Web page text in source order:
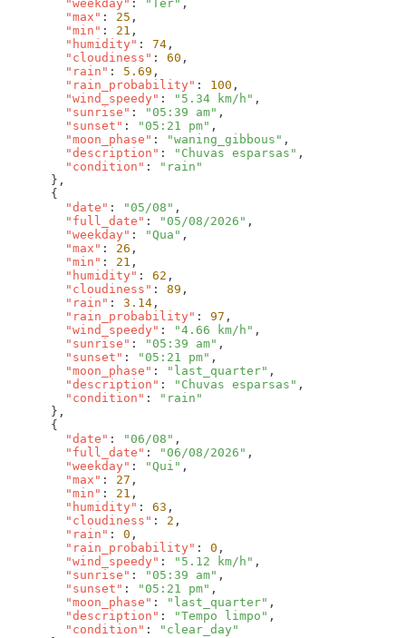
        "weekday"
: "Ter"
        "max"
: 25
        "min"
: 21
        "humidity"
: 74
        "cloudiness"
: 60
        "rain"
: 5.69
        "rain_probability"
: 100
        "wind_speedy"
: "5.34 km/h"
        "sunrise"
: "05:39 am"
        "sunset"
: "05:21 pm"
        "moon_phase"
: "waning_gibbous"
        "description"
: "Chuvas esparsas"
        "condition"
:
        "date"
: "05/08"
        "full_date"
: "05/08/2026"
        "weekday"
: "Qua"
        "max"
: 26
        "min"
: 21
        "humidity"
: 62
        "cloudiness"
: 89
        "rain"
: 3.14
        "rain_probability"
: 97
        "wind_speedy"
: "4.66 km/h"
        "sunrise"
: "05:39 am"
        "sunset"
: "05:21 pm"
        "moon_phase"
: "last_quarter"
        "description"
: "Chuvas esparsas"
        "condition"
:
        "date"
: "06/08"
        "full_date"
: "06/08/2026"
        "weekday"
: "Qui"
        "max"
: 27
        "min"
: 21
        "humidity"
: 63
        "cloudiness"
: 2
        "rain"
: 0
        "rain_probability"
: 0
        "wind_speedy"
: "5.12 km/h"
        "sunrise"
: "05:39 am"
        "sunset"
: "05:21 pm"
        "moon_phase"
: "last_quarter"
        "description"
: "Tempo limpo"
        "condition"
: